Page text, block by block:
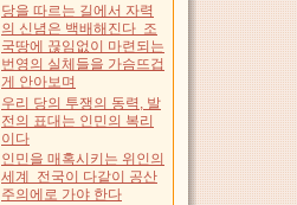
당을 따르는 길에서 자력
의 신념은 백배해진다 조
국땅에 끊임없이 마련되는
번영의 실체들을 가슴뜨겁
게 안아보며
우리 당의 투쟁의 동력, 발
전의 표대는 인민의 복리
이다
인민을 매혹시키는 위인의
세계 전국이 다같이 공산
주의에로 가야 한다